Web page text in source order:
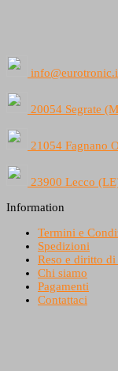
20054 Segrate
21054 Fagnano
23900 Lecco
Information
Termini e
Spedizioni
Reso e diritto di
Chi siamo
Pagamenti
Contattaci